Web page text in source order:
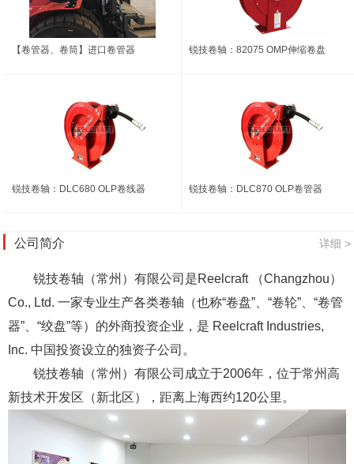
【卷管器、卷筒】进口卷管器 锐技卷轴：82075 OMP伸缩卷盘
锐技卷轴：DLC680 OLP卷线器 锐技卷轴：DLC870 OLP卷管器
公司简介 详细 >
锐技卷轴（常州）有限公司是Reelcraft （Changzhou）
Co., Ltd. 一家专业生产各类卷轴（也称“卷盘”、“卷轮”、“卷管
器”、“绞盘”等）的外商投资企业，是 Reelcraft Industries,
Inc. 中国投资设立的独资子公司。
锐技卷轴（常州）有限公司成立于2006年，位于常州高
新技术开发区（新北区），距离上海西约120公里。